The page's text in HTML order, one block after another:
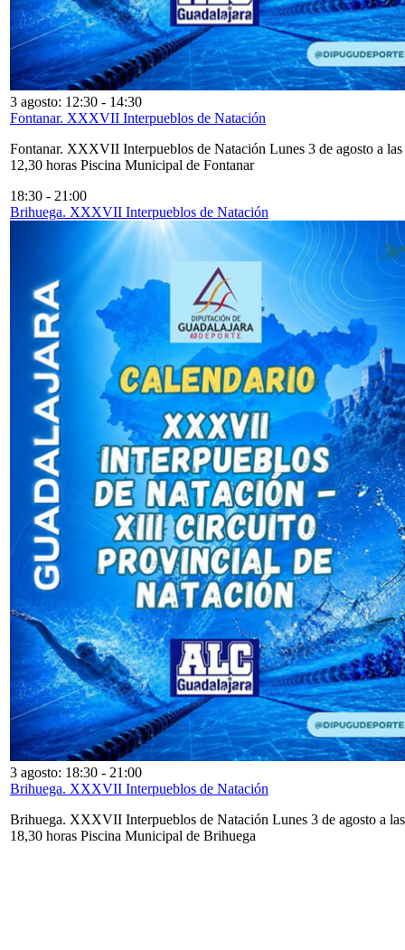
3 agosto: 12:30 - 14:30
Fontanar. XXXVII Interpueblos de Natación
Fontanar. XXXVII Interpueblos de Natación Lunes 3 de agosto a las
12,30 horas Piscina Municipal de Fontanar
18:30 - 21:00
Brihuega. XXXVII Interpueblos de Natación
3 agosto: 18:30 - 21:00
Brihuega. XXXVII Interpueblos de Natación
Brihuega. XXXVII Interpueblos de Natación Lunes 3 de agosto a las
18,30 horas Piscina Municipal de Brihuega